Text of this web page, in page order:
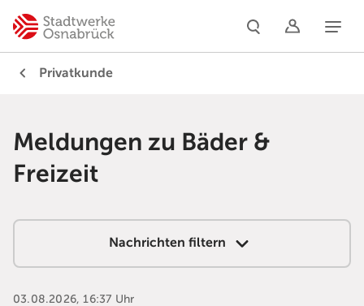
Privatkunde
Meldungen zu Bäder &
Freizeit
Nachrichten filtern
03.08.2026, 16:37 Uhr